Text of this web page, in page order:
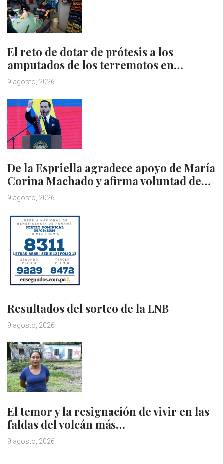
El reto de dotar de prótesis a los
amputados de los terremotos en…
9 agosto, 2026
De la Espriella agradece apoyo de María
Corina Machado y afirma voluntad de…
9 agosto, 2026
Resultados del sorteo de la LNB
9 agosto, 2026
El temor y la resignación de vivir en las
faldas del volcán más…
9 agosto, 2026